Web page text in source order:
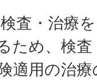
査・治療
ため、検
適用の治